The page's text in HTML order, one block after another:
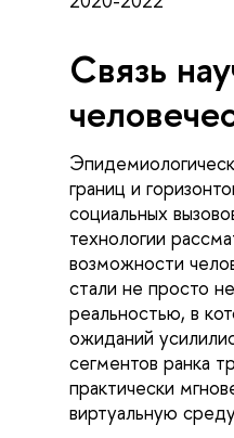
Связь
границ и
социальных
технологии
возможности
стали не просто
реальностью, в
ожиданий
сегментов ранка
практически
виртуальную